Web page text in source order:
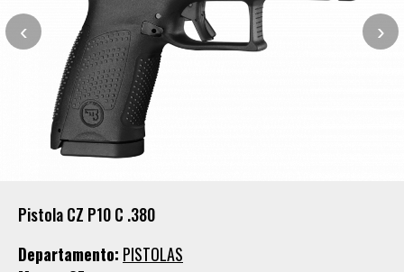
‹ ›
Pistola CZ P10 C .380
Departamento: PISTOLAS